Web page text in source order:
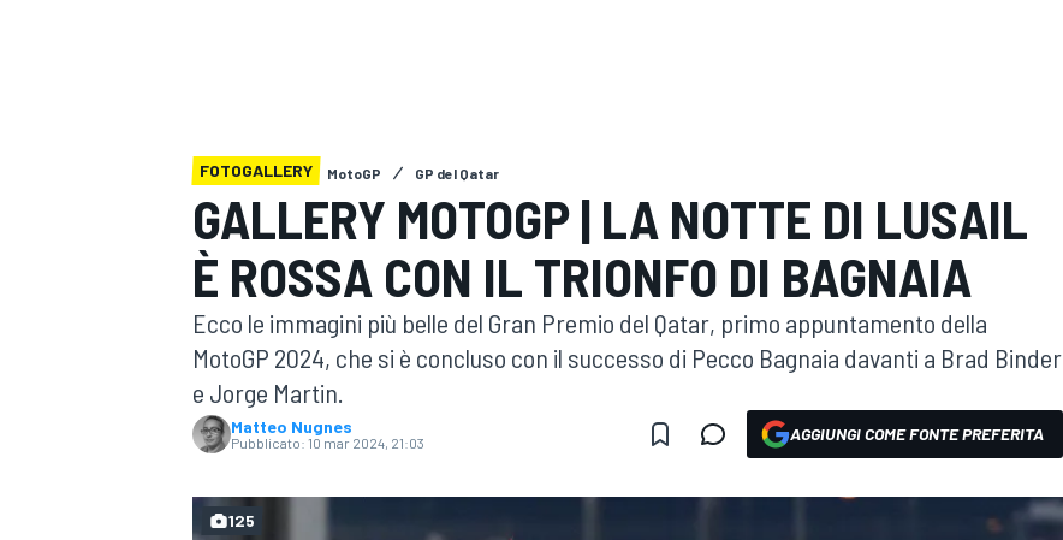
WRC
FOTOGALLERY MotoGP GP del Qatar
GALLERY MOTOGP | LA NOTTE DI LUSAIL
È ROSSA CON IL TRIONFO DI BAGNAIA
Ecco le immagini più belle del Gran Premio del Qatar, primo appuntamento della
MotoGP 2024, che si è concluso con il successo di Pecco Bagnaia davanti a Brad Binder
e Jorge Martin.
Matteo Nugnes
Pubblicato: 10 mar 2024, 21:03 AGGIUNGI COME FONTE PREFERITA
125